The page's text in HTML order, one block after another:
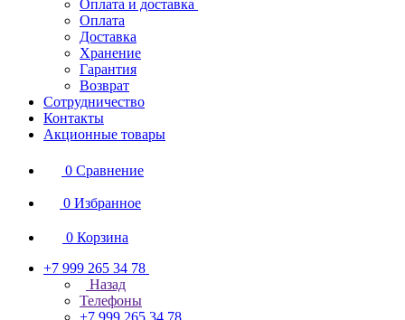
Оплата и доставка
Оплата
Доставка
Хранение
Гарантия
Возврат
Сотрудничество
Контакты
Акционные товары
0 Сравнение
0 Избранное
0 Корзина
+7 999 265 34 78
Назад
Телефоны
+7 999 265 34 78